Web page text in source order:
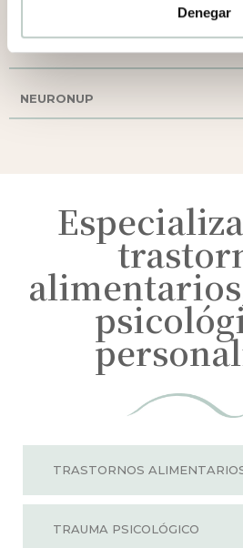
Denegar
EYME VR
NEURONUP
TRASTORNOS
TRAUMA PSICOLÓGICO